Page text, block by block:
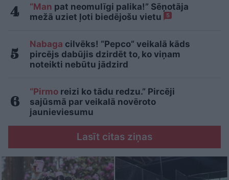
“Man pat neomulīgi palika!” Sēņotāja
mežā uziet ļoti biedējošu vietu
5
Nabaga cilvēks! “Pepco” veikalā kāds
pircējs dabūjis dzirdēt to, ko viņam
noteikti nebūtu jādzird
“Pirmo reizi ko tādu redzu.” Pircēji
sajūsmā par veikalā novēroto
jaunieviesumu
Lasīt citas ziņas